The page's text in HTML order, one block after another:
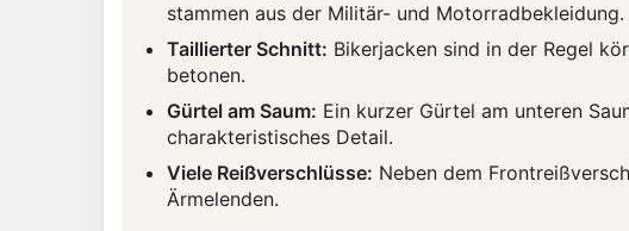
stammen aus der Militär- und Motorradbekleidung.
Taillierter Schnitt: Bikerjacken sind in der Regel
betonen.
Gürtel am Saum: Ein kurzer Gürtel am unteren
charakteristisches Detail.
Viele Reißverschlüsse: Neben dem
Ärmelenden.